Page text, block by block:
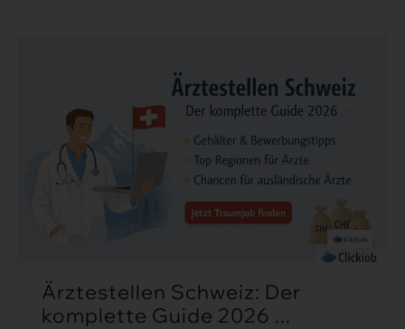
Ärztestellen Schweiz: Der
komplette Guide 2026 ...